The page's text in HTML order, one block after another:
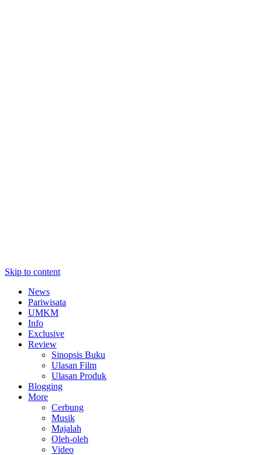
Skip to content
News
Pariwisata
UMKM
Info
Exclusive
Review
Sinopsis Buku
Ulasan Film
Ulasan Produk
Blogging
More
Cerbung
Musik
Majalah
Oleh-oleh
Video